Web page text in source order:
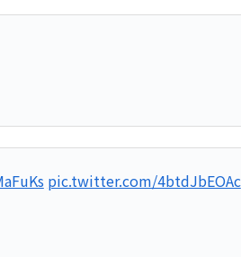
pic.twitter.com/4btdJbEOAc